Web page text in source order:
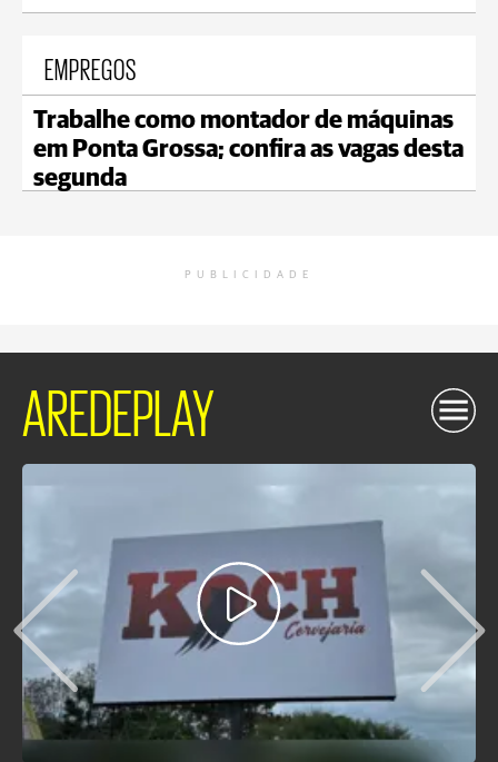
EMPREGOS
Trabalhe como montador de máquinas
em Ponta Grossa; confira as vagas desta
segunda
PUBLICIDADE
AREDEPLAY